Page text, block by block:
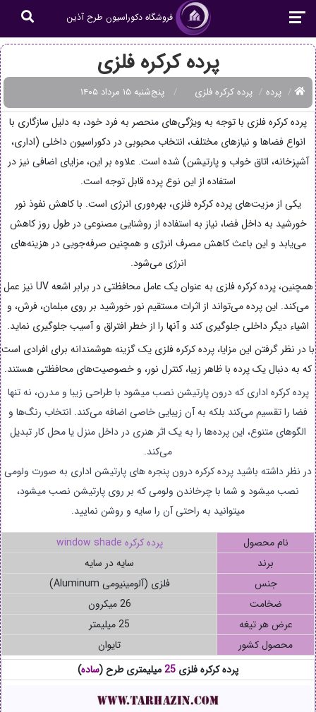
فروشگاه دکوراسیون طرح آذین
پرده کرکره فلزی
پرده پرده کرکره فلزی پنج‌شنبه ۱۵ مرداد ۱۴۰۵
پرده کرکره فلزی با توجه به ویژگی‌های منحصر به فرد خود، به دلیل سازگاری با
انواع فضاها و نیازهای مختلف، انتخاب محبوبی در دکوراسیون داخلی (اداری،
آشپزخانه، اتاق خواب و پارتیشن) شده است. علاوه بر این، مزایای اضافی نیز در
استفاده از این نوع پرده قابل توجه است.
یکی از مزیت‌های پرده کرکره فلزی، بهره‌وری انرژی است. با کاهش نفوذ نور
خورشید به داخل فضا، نیاز به استفاده از روشنایی مصنوعی در طول روز کاهش
می‌یابد و این باعث کاهش مصرف انرژی و همچنین صرفه‌جویی در هزینه‌های
انرژی می‌شود.
همچنین، پرده کرکره فلزی به عنوان یک عامل محافظتی در برابر اشعه UV نیز عمل
می‌کند. این پرده می‌تواند از اثرات مستقیم نور خورشید بر روی مبلمان، فرش، و
اشیاء دیگر داخلی جلوگیری کند و آنها را از خطر افتراق و آسیب جلوگیری نماید.
با در نظر گرفتن این مزایا، پرده کرکره فلزی یک گزینه هوشمندانه برای افرادی است
که به دنبال یک پرده با ظاهر زیبا، کنترل نور، و خصوصیت‌های محافظتی هستند.
پرده کرکره اداری که درون پارتیشن نصب میشود با طراحی زیبا و مدرن، نه تنها
فضا را تقسیم می‌کند بلکه به آن زیبایی خاصی اضافه می‌کند. انتخاب رنگ‌ها و
الگوهای متنوع، این پرده‌ها را به یک اثر هنری در داخل منزل یا محل کار تبدیل
می‌کند.
در نظر داشته باشید پرده کرکره درون پنجره های پارتیشن اداری به صورت ولومی
نصب میشود و شما با چرخاندن ولومی که بر روی پارتیشن نصب میشود،
میتوانید به راحتی آن را سایه و روشن نمایید.
نام محصول
پرده کرکره window shade
برند
سایه در سایه
جنس
فلزی (آلومینیومی Aluminum)
ضخامت
26 میکرون
عرض هر تیغه
25 میلیمتر
محصول کشور
تایوان
پرده کرکره فلزی 25میلیمتری طرح (ساده)